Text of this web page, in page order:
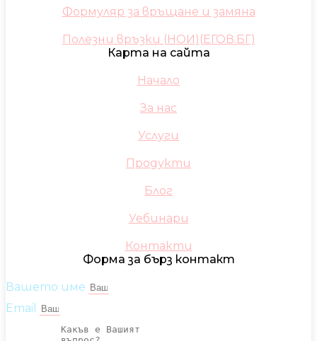
Формуляр за връщане и замяна
Полезни връзки (НОИ)(ЕГОВ.БГ)
Карта на сайта
Начало
За нас
Услуги
Продукти
Блог
Уебинари
Контакти
Форма за бърз контакт
Вашето име
Email